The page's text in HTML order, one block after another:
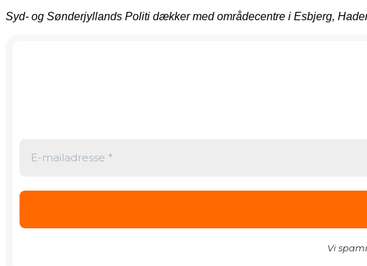
Syd- og Sønderjyllands Politi dækker med områdecentre i Esbjerg,
Vi